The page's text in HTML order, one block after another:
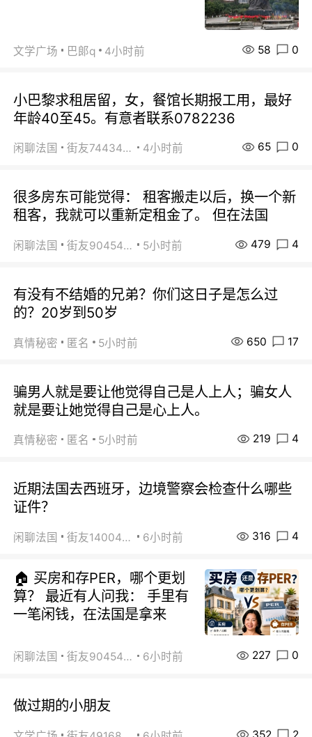
文学广场 巴郞q 4小时前 58 0
小巴黎求租居留，女，餐馆长期报工用，最好
年龄40至45。有意者联系0782236
闲聊法国 街友74434350 4小时前 65 0
很多房东可能觉得： 租客搬走以后，换一个新
租客，我就可以重新定租金了。 但在法国
闲聊法国 街友90454511 5小时前 479 4
有没有不结婚的兄弟？你们这日子是怎么过
的？20岁到50岁
真情秘密 匿名 5小时前 650 17
骗男人就是要让他觉得自己是人上人；骗女人
就是要让她觉得自己是心上人。
真情秘密 匿名 5小时前 219 4
近期法国去西班牙，边境警察会检查什么哪些
证件？
闲聊法国 街友14004820 6小时前 316 4
🏠 买房和存PER，哪个更划
算？ 最近有人问我： 手里有
一笔闲钱，在法国是拿来
闲聊法国 街友90454511 6小时前 227 0
做过期的小朋友